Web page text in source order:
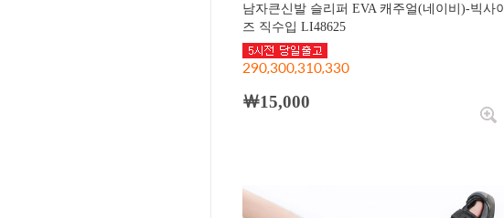
남자큰신발 슬리퍼 EVA 캐주얼(네이비)-빅사이
즈 직수입 LI48625
290,300,310,330
￦15,000